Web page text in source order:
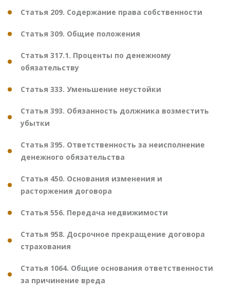
Статья 209. Содержание права собственности
Статья 309. Общие положения
Статья 317.1. Проценты по денежному
обязательству
Статья 333. Уменьшение неустойки
Статья 393. Обязанность должника возместить
убытки
Статья 395. Ответственность за неисполнение
денежного обязательства
Статья 450. Основания изменения и
расторжения договора
Статья 556. Передача недвижимости
Статья 958. Досрочное прекращение договора
страхования
Статья 1064. Общие основания ответственности
за причинение вреда